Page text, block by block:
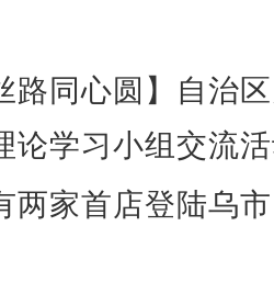
路同心圆】自治
论学习小组交流
两家首店登陆乌